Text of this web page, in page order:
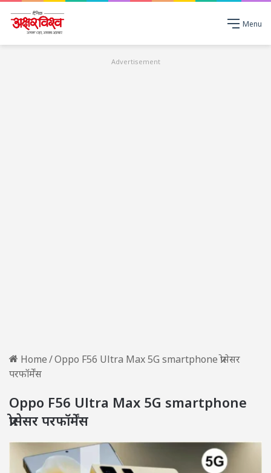
Menu
Advertisement
Home/Oppo F56 Ultra Max 5G smartphone प्रोसेसर
परफॉर्मेंस
Oppo F56 Ultra Max 5G smartphone
प्रोसेसर परफॉर्मेंस